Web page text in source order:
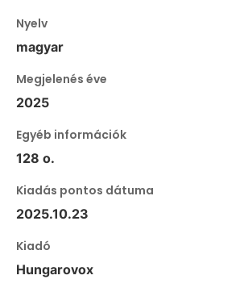
Nyelv
magyar
Megjelenés éve
2025
Egyéb információk
128 o.
Kiadás pontos dátuma
2025.10.23
Kiadó
Hungarovox